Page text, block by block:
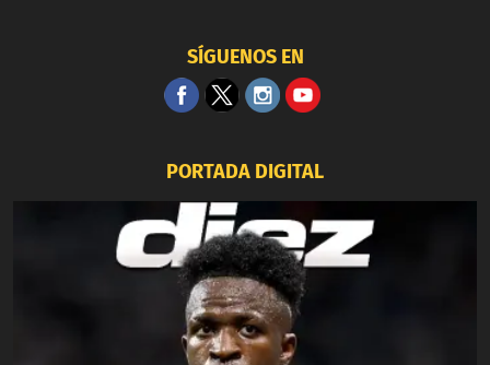
SÍGUENOS EN
PORTADA DIGITAL